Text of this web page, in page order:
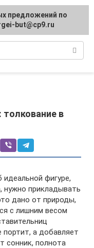
в
фигуре,
нужно прикладывать
дано от природы,
с лишним весом
портит, а добавляет
сонник, полнота
предложений по
but@cp9.ru